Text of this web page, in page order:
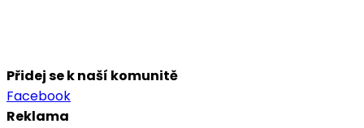
Přidej se k naší komunitě
Facebook
Reklama